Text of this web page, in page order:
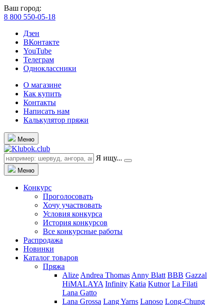
Ваш город:
8 800 550-05-18
Дзен
ВКонтакте
YouTube
Телеграм
Одноклассники
О магазине
Как купить
Контакты
Написать нам
Калькулятор пряжи
Меню
Я ищу...
Меню
Конкурс
Проголосовать
Хочу участвовать
Условия конкурса
История конкурсов
Все конкурсные работы
Распродажа
Новинки
Каталог товаров
Пряжа
Alize Andrea Thomas Anny Blatt BBB Gazzal
HiMALAYA Infinity Katia Kutnor La Filati
Lana Gatto
Lana Grossa Lang Yarns Lanoso Long-Chung